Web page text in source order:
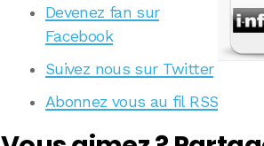
Devenez fan sur
Facebook
Suivez nous sur Twitter
Abonnez vous au fil RSS